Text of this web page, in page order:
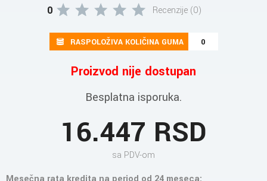
0 Recenzije (0)
RASPOLOŽIVA KOLIČINA GUMA 0
Proizvod nije dostupan
Besplatna isporuka.
16.447 RSD
sa PDV-om